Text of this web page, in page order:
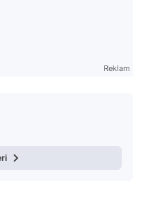
Reklam